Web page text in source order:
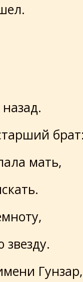
мать,
Гунзар,